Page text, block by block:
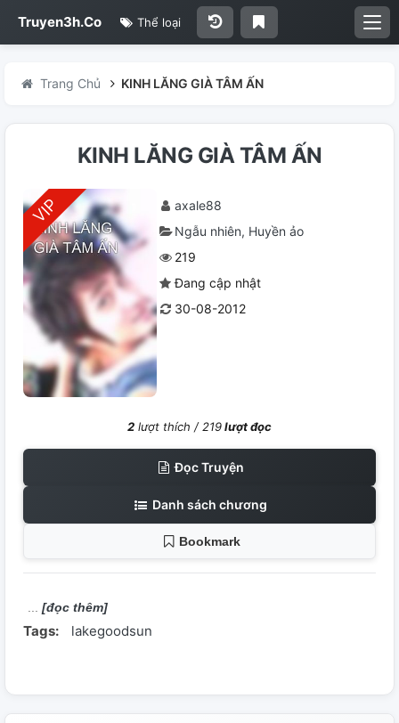
Truyen3h.Co Thể loại
Trang Chủ KINH LĂNG GIÀ TÂM ẤN
KINH LĂNG GIÀ TÂM ẤN
axale88
Ngẫu nhiên Huyền ảo
219
Đang cập nhật
30-08-2012
2 lượt thích /219lượt đọc
Đọc Truyện
Danh sách chương
Bookmark
[đọc thêm]
Tags: lakegoodsun